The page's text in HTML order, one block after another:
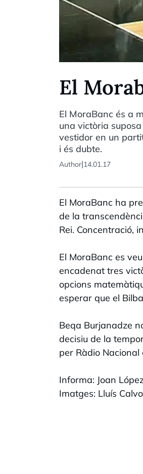
El
El MoraBanc és a
una victòria
vestidor en un
i és dubte.
Author|14.01.17
El MoraBanc ha
de la
Rei. Concentració,
El MoraBanc es
encadenat tres
opcions
esperar que el
Beqa Burjanadze
decisiu de la
per Ràdio
Informa: Joan
Imatges: Lluís Calvo